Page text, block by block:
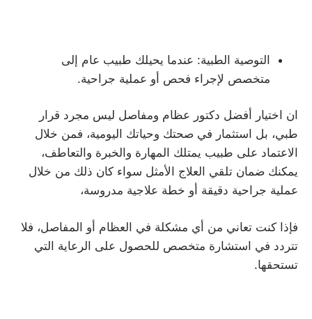
التوصية الطبية: عندما يحيلك طبيب عام إلى
متخصص لإجراء فحص أو عملية جراحية.
ان اختيار أفضل دكتور عظام ومفاصل ليس مجرد قرار
طبي، بل استثمار في صحتك وحياتك اليومية، فمن خلال
الاعتماد على طبيب يمتلك المهارة والخبرة والتعاطف،
يمكنك ضمان تلقي العلاج الأمثل سواء كان ذلك من خلال
عملية جراحية دقيقة أو خطة علاجية مدروسة،
فإذا كنت تعاني من أي مشكلة في العظام أو المفاصل، فلا
تتردد في استشارة متخصص للحصول على الرعاية التي
تستحقها.